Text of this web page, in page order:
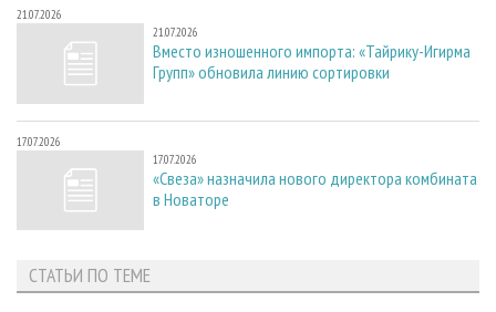
21.07.2026
21.07.2026
Вместо изношенного импорта: «Тайрику-Игирма
Групп» обновила линию сортировки
17.07.2026
17.07.2026
«Свеза» назначила нового директора комбината
в Новаторе
СТАТЬИ ПО ТЕМЕ